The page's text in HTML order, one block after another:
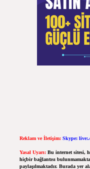
Reklam ve İletişim: Skype:
Yasal Uyarı: Bu internet sitesi,
hiçbir bağlantısı
paylaşılmaktadır. Burada yer